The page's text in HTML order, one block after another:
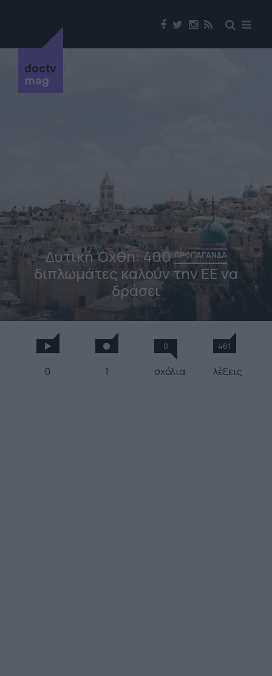
doctv
mag
Δυτική Όχθη: 400ΠΡΟΠΑΓΑΝΔΑ
διπλωμάτες καλούν την ΕΕ να
δράσει
0 1
0
σχόλια
461
λέξεις